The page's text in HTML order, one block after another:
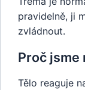
pravidelně, ji
zvládnout.
Proč jsme
Tělo reaguje